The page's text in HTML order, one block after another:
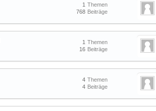
Themen
1
Beiträge
768
Themen
1
Beiträge
16
Themen
4
Beiträge
4